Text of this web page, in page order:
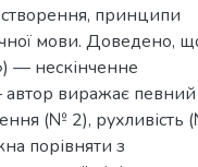
створення, принципи
мови. Доведено,
— нескінченне
автор виражає певний
(№ 2), рухливість
порівняти з